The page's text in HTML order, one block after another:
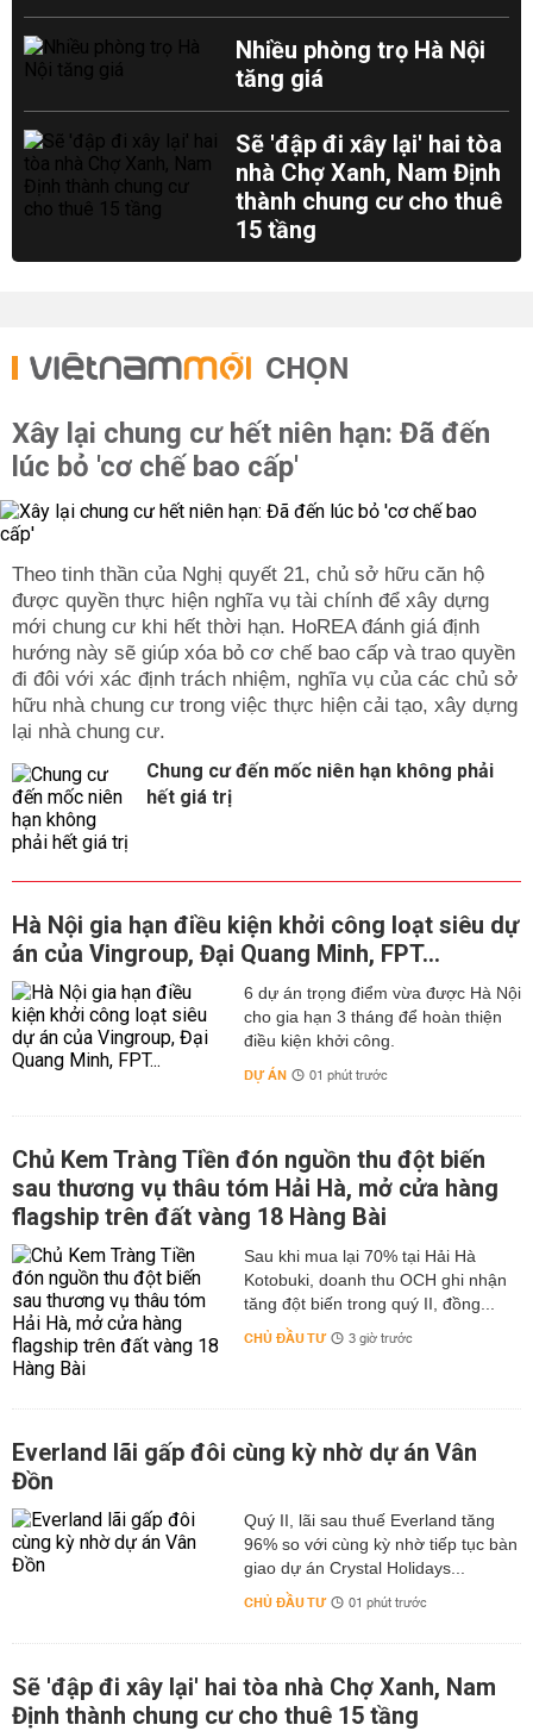
Nhiều phòng trọ Hà Nội
tăng giá
Sẽ 'đập đi xây lại' hai tòa
nhà Chợ Xanh, Nam Định
thành chung cư cho thuê
15 tầng
CHỌN
Xây lại chung cư hết niên hạn: Đã đến
lúc bỏ 'cơ chế bao cấp'
Theo tinh thần của Nghị quyết 21, chủ sở hữu căn hộ
được quyền thực hiện nghĩa vụ tài chính để xây dựng
mới chung cư khi hết thời hạn. HoREA đánh giá định
hướng này sẽ giúp xóa bỏ cơ chế bao cấp và trao quyền
đi đôi với xác định trách nhiệm, nghĩa vụ của các chủ sở
hữu nhà chung cư trong việc thực hiện cải tạo, xây dựng
lại nhà chung cư.
Chung cư đến mốc niên hạn không phải
hết giá trị
Hà Nội gia hạn điều kiện khởi công loạt siêu dự
án của Vingroup, Đại Quang Minh, FPT...
6 dự án trọng điểm vừa được Hà Nội
cho gia hạn 3 tháng để hoàn thiện
điều kiện khởi công.
DỰ ÁN 01 phút trước
Chủ Kem Tràng Tiền đón nguồn thu đột biến
sau thương vụ thâu tóm Hải Hà, mở cửa hàng
flagship trên đất vàng 18 Hàng Bài
Sau khi mua lại 70% tại Hải Hà
Kotobuki, doanh thu OCH ghi nhận
tăng đột biến trong quý II, đồng...
CHỦ ĐẦU TƯ 3 giờ trước
Everland lãi gấp đôi cùng kỳ nhờ dự án Vân
Đồn
Quý II, lãi sau thuế Everland tăng
96% so với cùng kỳ nhờ tiếp tục bàn
giao dự án Crystal Holidays...
CHỦ ĐẦU TƯ 01 phút trước
Sẽ 'đập đi xây lại' hai tòa nhà Chợ Xanh, Nam
Định thành chung cư cho thuê 15 tầng